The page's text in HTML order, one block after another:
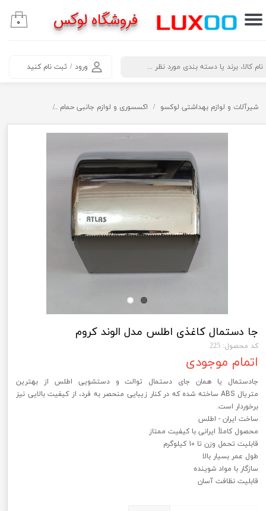
​جستجو ورود / ثبت نام کنید
حساب کاربری من
خروج از حساب کاربری
۰ فروشگاه لوکس
شیرآلات و لوازم بهداشتی لوکسو اکسسوری و لوازم جانبی حمام
جا دستمال کاغذی اطلس مدل الوند کروم
کد محصول: 225
اتمام موجودی
جادستمال یا همان جای دستمال توالت و دستشویی اطلس از بهترین
متریال ABS ساخته شده که در کنار زیبایی منحصر به فرد، از کیفیت بالایی نیز
برخوردار است.
ساخت ایران - اطلس
محصول کاملاً ایرانی با کیفیت ممتاز
قابلیت تحمل وزن تا 10 کیلوگرم
طول عمر بسیار بالا
سازگار با مواد شوینده
قابلیت نظافت آسان